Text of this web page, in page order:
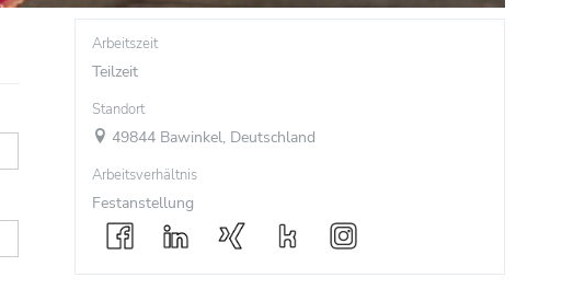
Arbeitszeit
Teilzeit
Standort
49844 Bawinkel, Deutschland
Arbeitsverhältnis
Festanstellung